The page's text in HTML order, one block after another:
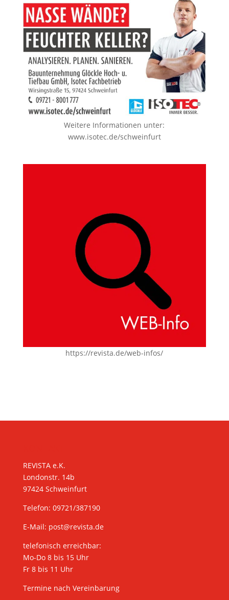
Weitere Informationen unter:
www.isotec.de/schweinfurt
https://revista.de/web-infos/
REVISTA e.K.
Londonstr. 14b
97424 Schweinfurt
Telefon: 09721/387190
E-Mail: post@revista.de
telefonisch erreichbar:
Mo-Do 8 bis 15 Uhr
Fr 8 bis 11 Uhr
Termine nach Vereinbarung